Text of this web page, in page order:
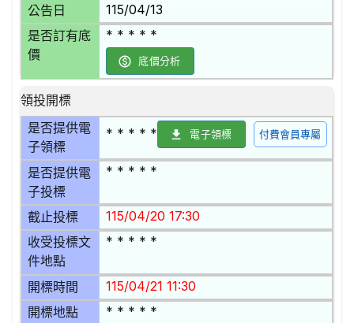
公告日 115/04/13
是否訂有底
價
* * * * *
底價分析
領投開標
是否提供電
子領標
* * * * * 電子領標 付費會員專屬
是否提供電
子投標
* * * * *
截止投標 115/04/20 17:30
收受投標文
件地點
* * * * *
開標時間 115/04/21 11:30
開標地點 * * * * *